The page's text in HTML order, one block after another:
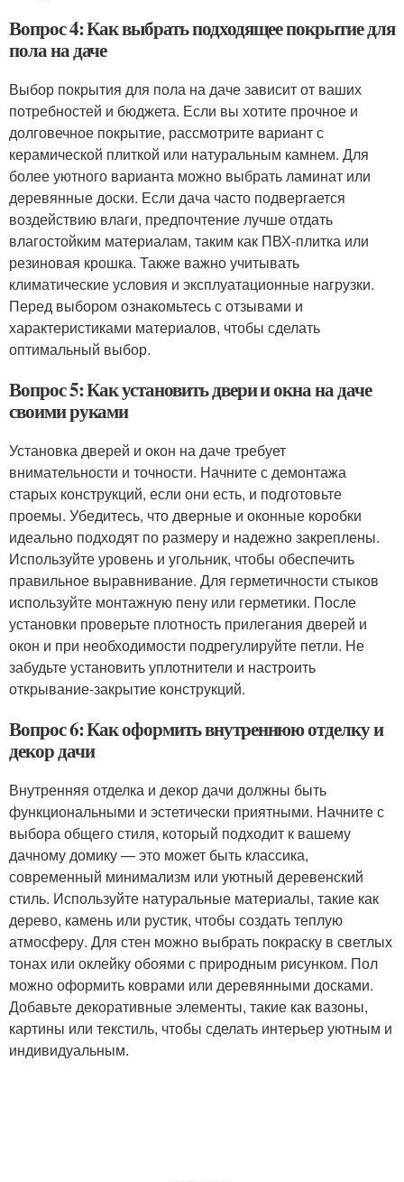
Вопрос 4: Как выбрать подходящее покрытие для
пола на даче
Выбор покрытия для пола на даче зависит от ваших
потребностей и бюджета. Если вы хотите прочное и
долговечное покрытие, рассмотрите вариант с
керамической плиткой или натуральным камнем. Для
более уютного варианта можно выбрать ламинат или
деревянные доски. Если дача часто подвергается
воздействию влаги, предпочтение лучше отдать
влагостойким материалам, таким как ПВХ-плитка или
резиновая крошка. Также важно учитывать
климатические условия и эксплуатационные нагрузки.
Перед выбором ознакомьтесь с отзывами и
характеристиками материалов, чтобы сделать
оптимальный выбор.
Вопрос 5: Как установить двери и окна на даче
своими руками
Установка дверей и окон на даче требует
внимательности и точности. Начните с демонтажа
старых конструкций, если они есть, и подготовьте
проемы. Убедитесь, что дверные и оконные коробки
идеально подходят по размеру и надежно закреплены.
Используйте уровень и угольник, чтобы обеспечить
правильное выравнивание. Для герметичности стыков
используйте монтажную пену или герметики. После
установки проверьте плотность прилегания дверей и
окон и при необходимости подрегулируйте петли. Не
забудьте установить уплотнители и настроить
открывание-закрытие конструкций.
Вопрос 6: Как оформить внутреннюю отделку и
декор дачи
Внутренняя отделка и декор дачи должны быть
функциональными и эстетически приятными. Начните с
выбора общего стиля, который подходит к вашему
дачному домику — это может быть классика,
современный минимализм или уютный деревенский
стиль. Используйте натуральные материалы, такие как
дерево, камень или рустик, чтобы создать теплую
атмосферу. Для стен можно выбрать покраску в светлых
тонах или оклейку обоями с природным рисунком. Пол
можно оформить коврами или деревянными досками.
Добавьте декоративные элементы, такие как вазоны,
картины или текстиль, чтобы сделать интерьер уютным и
индивидуальным.